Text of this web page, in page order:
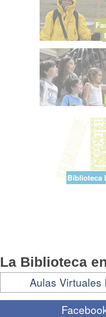
Biblioteca
La Biblioteca
Aulas Virtuales